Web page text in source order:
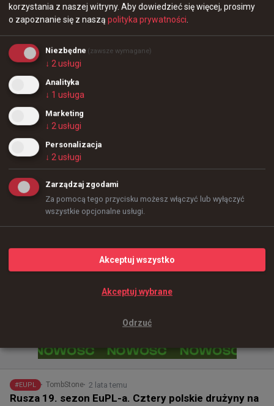
18 1
+4
#EUPL TombStone 2 lata temu
Rusza 19. sezon EuPL-a. Cztery polskie drużyny na
korzystania z naszej witryny. Aby dowiedzieć się więcej, prosimy
o zapoznanie się z naszą polityka prywatności.
Niezbędne (zawsze wymagane)
↓ 2usługi
Analityka
↓ 1 usługa
Marketing
↓ 2usługi
Personalizacja
↓ 2usługi
Zarządzaj zgodami
Za pomocą tego przycisku możesz włączyć lub wyłączyć
wszystkie opcjonalne usługi.
Odrzuć
Akceptuj wybrane
Akceptuj wszystko